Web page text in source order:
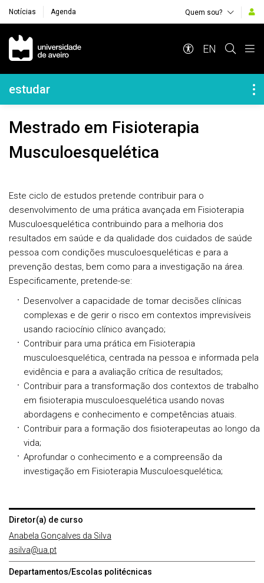
Notícias Agenda Quem sou?
Navegação Principal
EN
Navegação Lateral
estudar
Mestrado em Fisioterapia
Musculoesquelética
Este ciclo de estudos pretende contribuir para o
desenvolvimento de uma prática avançada em Fisioterapia
Musculoesquelética contribuindo para a melhoria dos
resultados em saúde e da qualidade dos cuidados de saúde
pessoa com condições musculoesqueléticas e para a
prevenção destas, bem como para a investigação na área.
Especificamente, pretende-se:
Desenvolver a capacidade de tomar decisões clínicas
complexas e de gerir o risco em contextos imprevisíveis
usando raciocínio clínico avançado;
Contribuir para uma prática em Fisioterapia
musculoesquelética, centrada na pessoa e informada pela
evidência e para a avaliação crítica de resultados;
Contribuir para a transformação dos contextos de trabalho
em fisioterapia musculoesquelética usando novas
abordagens e conhecimento e competências atuais.
Contribuir para a formação dos fisioterapeutas ao longo da
vida;
Aprofundar o conhecimento e a compreensão da
investigação em Fisioterapia Musculoesquelética;
Diretor(a) de curso
Anabela Gonçalves da Silva
asilva@ua.pt
Departamentos/Escolas politécnicas